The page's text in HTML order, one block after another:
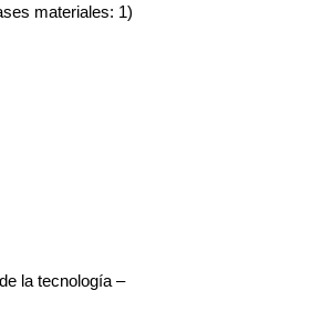
materiales: 1)
la tecnología –